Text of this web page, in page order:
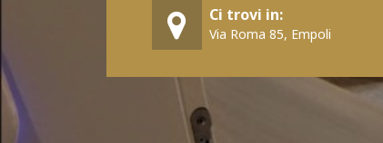
Ci trovi in:
Via Roma 85, Empoli